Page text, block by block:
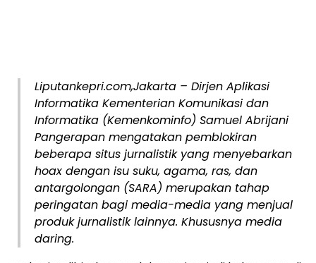
Liputankepri.com,Jakarta – Dirjen Aplikasi
Informatika Kementerian Komunikasi dan
Informatika (Kemenkominfo) Samuel Abrijani
Pangerapan mengatakan pemblokiran
beberapa situs jurnalistik yang menyebarkan
hoax dengan isu suku, agama, ras, dan
antargolongan (SARA) merupakan tahap
peringatan bagi media-media yang menjual
produk jurnalistik lainnya. Khususnya media
daring.